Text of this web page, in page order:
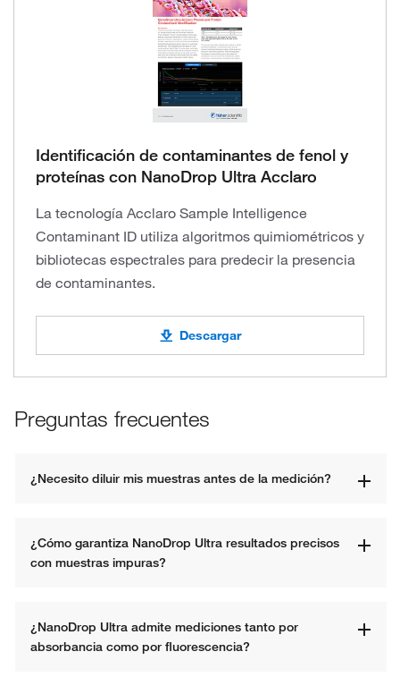
Identificación de contaminantes de fenol y
proteínas con NanoDrop Ultra Acclaro
La tecnología Acclaro Sample Intelligence
Contaminant ID utiliza algoritmos quimiométricos y
bibliotecas espectrales para predecir la presencia
de contaminantes.
Descargar
Preguntas frecuentes
¿Necesito diluir mis muestras antes de la medición?
¿Cómo garantiza NanoDrop Ultra resultados precisos
con muestras impuras?
¿NanoDrop Ultra admite mediciones tanto por
absorbancia como por fluorescencia?